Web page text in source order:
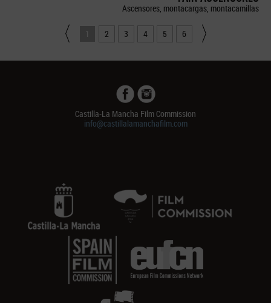
Ascensores, montacargas, montacamillas
1 2 3 4 5 6
Castilla-La Mancha Film Commission
info@castillalamanchafilm.com